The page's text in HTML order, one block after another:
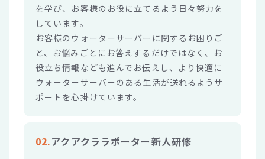
を学び、お客様のお役に立てるよう日々努力を
しています。
お客様のウォーターサーバーに関するお困りご
と、お悩みごとにお答えするだけではなく、お
役立ち情報なども進んでお伝えし、より快適に
ウォーターサーバーのある生活が送れるようサ
ポートを心掛けています。
02.アクアクララポーター新人研修